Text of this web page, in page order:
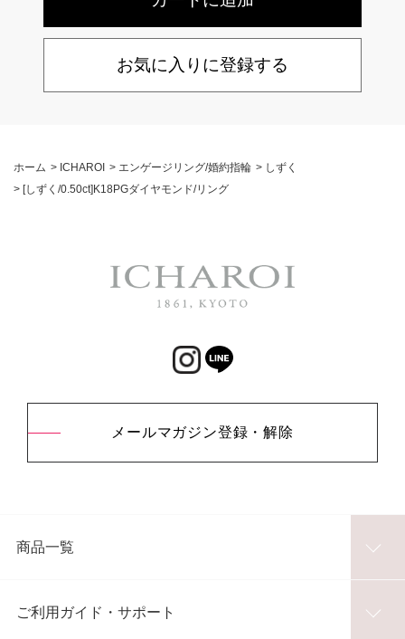
お気に入りに登録する
ホーム > ICHAROI > エンゲージリング/婚約指輪 > しずく
> [しずく/0.50ct]K18PGダイヤモンド/リング
メールマガジン登録・解除
商品一覧
ご利用ガイド・サポート